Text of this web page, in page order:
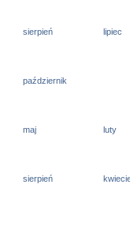
sierpień lipiec
październik
maj luty
sierpień